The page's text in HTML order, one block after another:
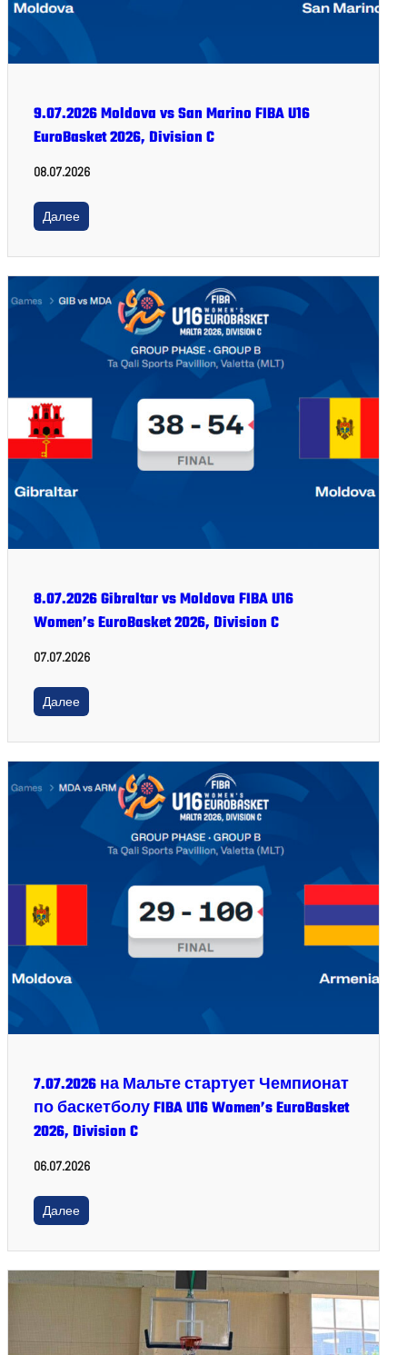
9.07.2026 Moldova vs San Marino FIBA U16
EuroBasket 2026, Division C
08.07.2026
Далее
8.07.2026 Gibraltar vs Moldova FIBA U16
Women’s EuroBasket 2026, Division C
07.07.2026
Далее
7.07.2026 на Мальте стартует Чемпионат
по баскетболу FIBA U16 Women’s EuroBasket
2026, Division C
06.07.2026
Далее